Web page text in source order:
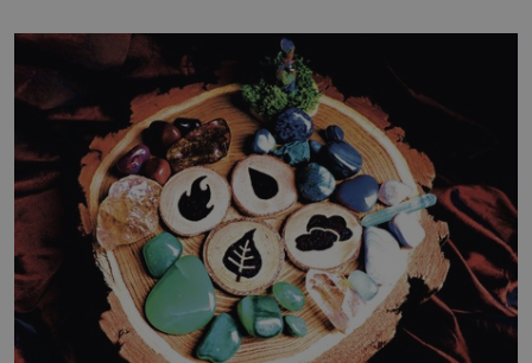
partnera. Stačily mi knihy, práce a hlavně klid. Hned po
studiích jsem odešla z rodného města,